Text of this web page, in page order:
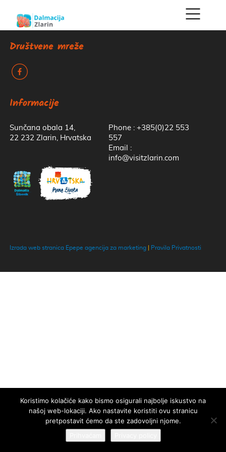
Društvene mreže
k
Informacije
Sunčana obala 14,
22 232 Zlarin, Hrvatska
Phone : +385(0)22 553
557
Email :
info@visitzlarin.com
Izrada web stranica Epepe agencija za marketing| Pravila Privatnosti
Koristimo kolačiće kako bismo osigurali najbolje iskustvo na
našoj web-lokaciji. Ako nastavite koristiti ovu stranicu
pretpostavit ćemo da ste zadovoljni njome.